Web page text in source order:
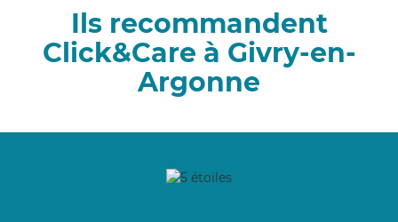
Ils recommandent
Click&Care à Givry-en-
Argonne